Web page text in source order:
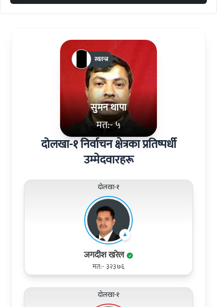
सुमन थापा
मत:- ५
स्वतन्त्र
दोलखा-१ निर्वाचन क्षेत्रका प्रतिष्पर्धी
उम्मेदवारहरू
दोलखा-१
जगदीश खरेल
मत:- ३२३७६
दोलखा-१